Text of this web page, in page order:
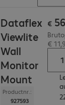
Dataflex
Viewlite
Wall
Monitor
Mount
Productnr.:
927593
€ 56
€